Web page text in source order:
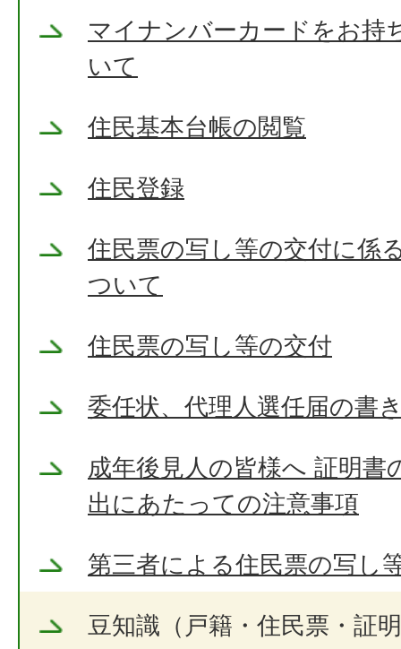
マイナンバーカードをお持
いて
住民基本台帳の閲覧
住民登録
住民票の写し等の交付に係
ついて
住民票の写し等の交付
委任状、代理人選任届の書
成年後見人の皆様へ 証明書
出にあたっての注意事項
第三者による住民票の写し
豆知識（戸籍・住民票・証